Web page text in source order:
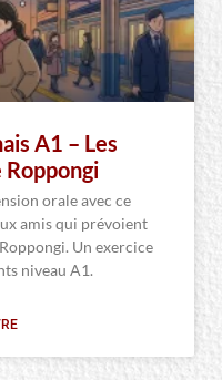
A1 – Les
orale avec ce
amis qui prévoient
Un exercice
niveau A1.